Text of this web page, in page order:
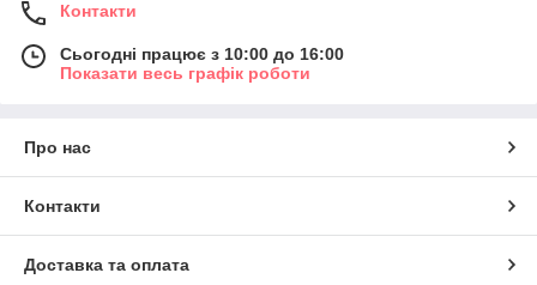
Контакти
Сьогодні працює з 10:00 до 16:00
Показати весь графік роботи
Про нас
Контакти
Доставка та оплата